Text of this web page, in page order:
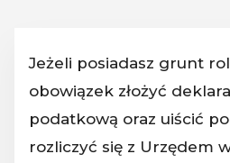
Jeżeli posiadasz grunt
obowiązek złożyć
podatkową oraz uiścić
rozliczyć się z Urzędem